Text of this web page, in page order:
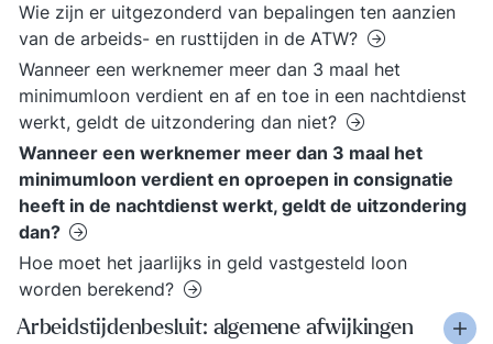
Wie zijn er uitgezonderd van bepalingen ten aanzien
van de arbeids- en rusttijden in de ATW?
Wanneer een werknemer meer dan 3 maal het
minimumloon verdient en af en toe in een nachtdienst
werkt, geldt de uitzondering dan niet?
Wanneer een werknemer meer dan 3 maal het
minimumloon verdient en oproepen in consignatie
heeft in de nachtdienst werkt, geldt de uitzondering
dan?
Hoe moet het jaarlijks in geld vastgesteld loon
worden berekend?
Arbeidstijdenbesluit: algemene afwijkingen